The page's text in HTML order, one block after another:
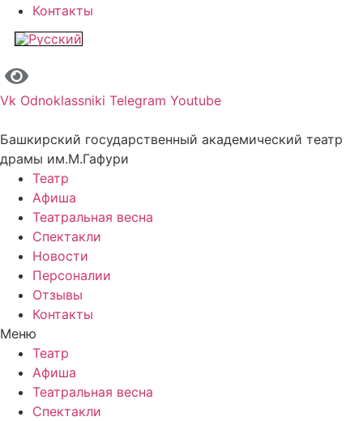
Контакты
Vk Odnoklassniki Telegram Youtube
Башкирский государственный академический театр
драмы им.М.Гафури
Театр
Афиша
Театральная весна
Спектакли
Новости
Персоналии
Отзывы
Контакты
Меню
Театр
Афиша
Театральная весна
Спектакли